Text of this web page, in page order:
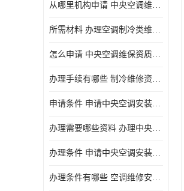
从哪里机构申请 中央空调维修安装资质申请材料
所需材料 办理空调制冷类维修资质有什么要求
怎么申请 中央空调维保资质需要哪些手续
办理手续有哪些 制冷维修资质需要什么条件
申请条件 申请中央空调安装维修资质需要哪些手续
办理需要哪些资料 办理中央空调维修安装资质手续有哪些
办理条件 申请中央空调安装维修资质需要什么条件
办理条件有哪些 空调维修安装资质需要哪些条件